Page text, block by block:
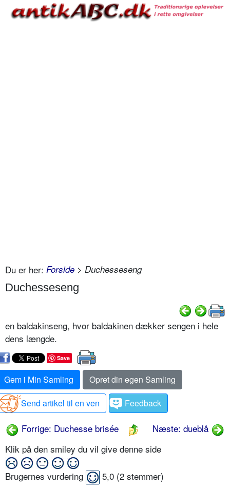
Du er her: Forside > Duchesseseng
Duchesseseng
en baldakinseng, hvor baldakinen dækker sengen i hele
dens længde.
Save
Gem i Min Samling
Opret din egen Samling
Send artikel til en ven
Feedback
Forrige: Duchesse brisée
Næste: dueblå
Klik på den smiley du vil give denne side
Brugernes vurdering 5,0 (2 stemmer)